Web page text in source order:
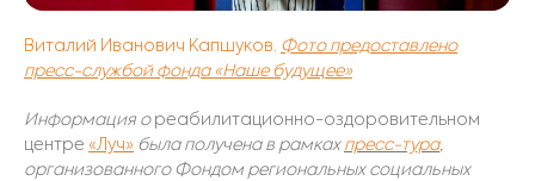
Виталий Иванович Капшуков. Фото предоставлено
пресс-службой фонда «Наше будущее»
Информация ореабилитационно-оздоровительном
центре «Луч» была получена в рамках пресс-тура,
организованного Фондом региональных социальных